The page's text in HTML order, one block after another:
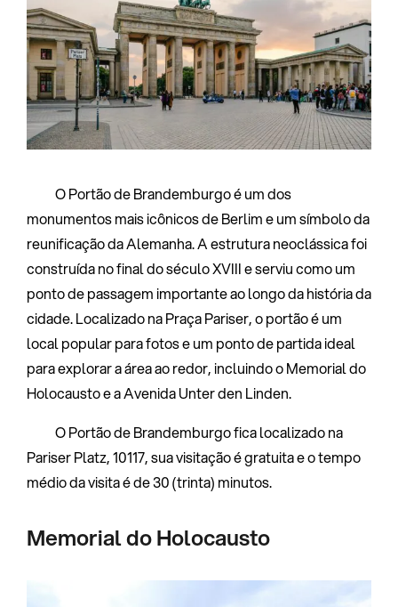
O Portão de Brandemburgo é um dos
monumentos mais icônicos de Berlim e um símbolo da
reunificação da Alemanha. A estrutura neoclássica foi
construída no final do século XVIII e serviu como um
ponto de passagem importante ao longo da história da
cidade. Localizado na Praça Pariser, o portão é um
local popular para fotos e um ponto de partida ideal
para explorar a área ao redor, incluindo o Memorial do
Holocausto e a Avenida Unter den Linden.
O Portão de Brandemburgo fica localizado na
Pariser Platz, 10117, sua visitação é gratuita e o tempo
médio da visita é de 30 (trinta) minutos.
Memorial do Holocausto